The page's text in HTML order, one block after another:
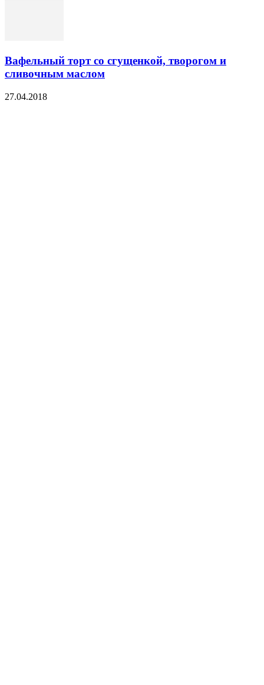
Вафельный торт со сгущенкой, творогом и
сливочным маслом
27.04.2018